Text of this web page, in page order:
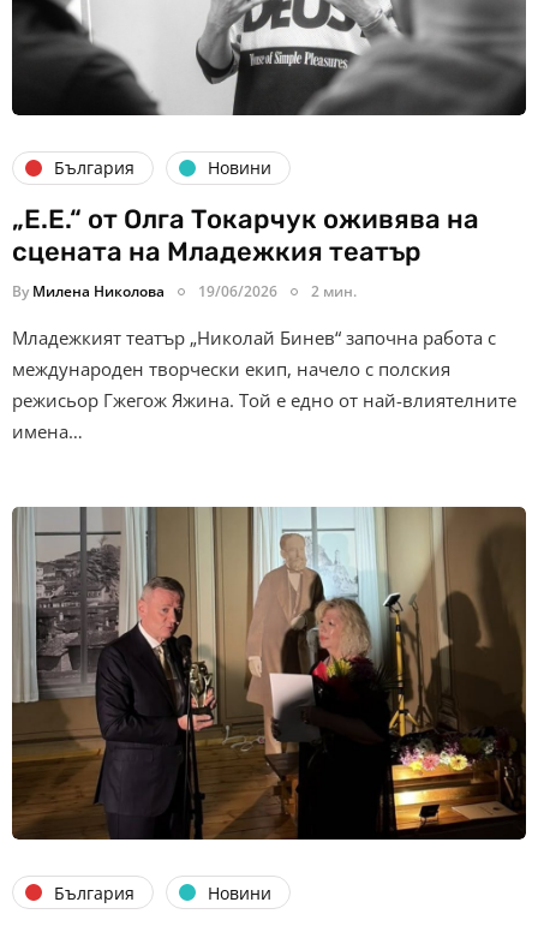
България Новини
„Е.Е.“ от Олга Токарчук оживява на
сцената на Младежкия театър
By Милена Николова 19/06/2026 2 мин.
Младежкият театър „Николай Бинев“ започна работа с
международен творчески екип, начело с полския
режисьор Гжегож Яжина. Той е едно от най-влиятелните
имена…
България Новини